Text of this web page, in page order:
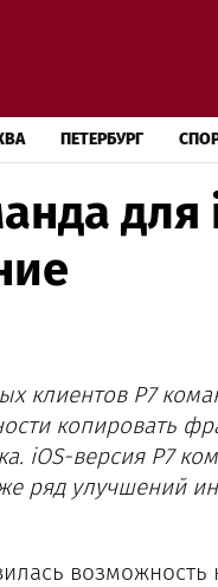
ПЕТЕРБУРГ
для
клиентов Р7
копировать
iOS-версия Р7
ряд улучшений
возможность